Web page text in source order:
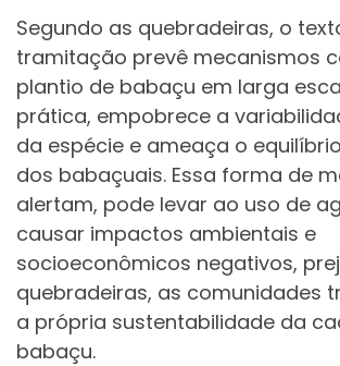
Segundo as quebradeiras, o
tramitação prevê mecanismos
plantio de babaçu em larga
prática, empobrece a
da espécie e ameaça o
dos babaçuais. Essa forma de
alertam, pode levar ao uso de
causar impactos ambientais e
socioeconômicos negativos,
quebradeiras, as comunidades
a própria sustentabilidade da
babaçu.